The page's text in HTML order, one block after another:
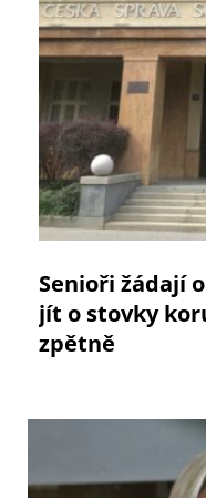
Senioři žádají
jít o stovky
zpětně